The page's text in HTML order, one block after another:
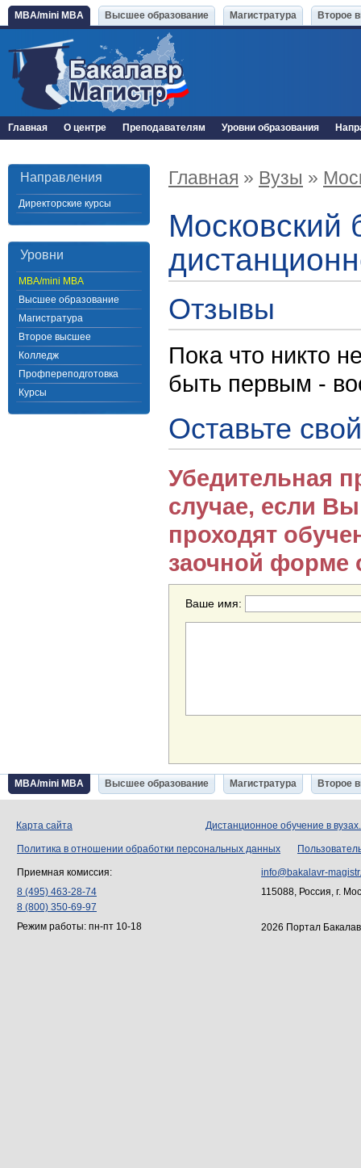
MBA/mini MBA Высшее образование Магистратура Второе
Главная О центре Преподавателям Уровни образования
Направления
Директорские курсы
Уровни
MBA/mini MBA
Высшее образование
Магистратура
Второе высшее
Колледж
Профпереподготовка
Курсы
Главная » Вузы »
Московский
Отзывы
Пока что никто
быть первым -
Оставьте
Убедительная
случае, если
проходят
заочной форме
Ваше имя:
MBA/mini MBA Высшее образование Магистратура Второе
Карта сайта Дистанционное обучение в
Политика в отношении обработки персональных данных
Приемная комиссия:
8 (495) 463-28-74
8 (800) 350-69-97
Режим работы: пн-пт 10-18
info@bakalavr-
115088, Россия, г.
2026 Портал